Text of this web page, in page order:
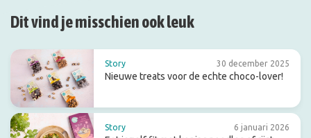
Dit vind je misschien ook leuk
Story 30 december 2025
Nieuwe treats voor de echte choco-lover!
Story 6 januari 2026